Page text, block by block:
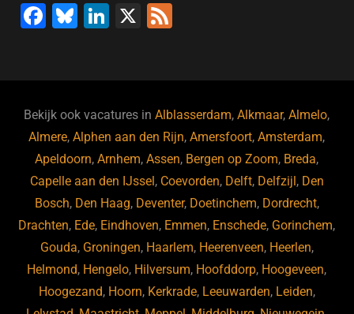
F
b
o
o
k
Bl
ky
Li
dI
n
X
Bekijk ook vacatures inAlblasserdam,Alkmaar,Almelo,
Almere,Alphen aan den Rijn,Amersfoort,Amsterdam,
Apeldoorn,Arnhem,Assen, Bergen op Zoom, Breda,
Capelle aan den IJssel , Coevorden, Delft, Delfzijl , Den
Bosch, Den Haag, Deventer, Doetinchem, Dordrecht,
Drachten, Ede, Eindhoven, Emmen, Enschede, Gorinchem,
Gouda, Groningen, Haarlem, Heerenveen, Heerlen,
Helmond, Hengelo, Hilversum, Hoofddorp, Hoogeveen,
Hoogezand, Hoorn, Kerkrade, Leeuwarden, Leiden,